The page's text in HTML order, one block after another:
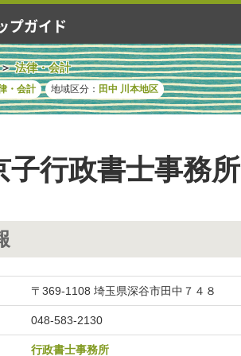
プガイド
法律・会計
・会計 地域区分： 田中 川本地区
子行政書士事務所
〒369-1108 埼玉県深谷市田中７４８
048-583-2130
行政書士事務所